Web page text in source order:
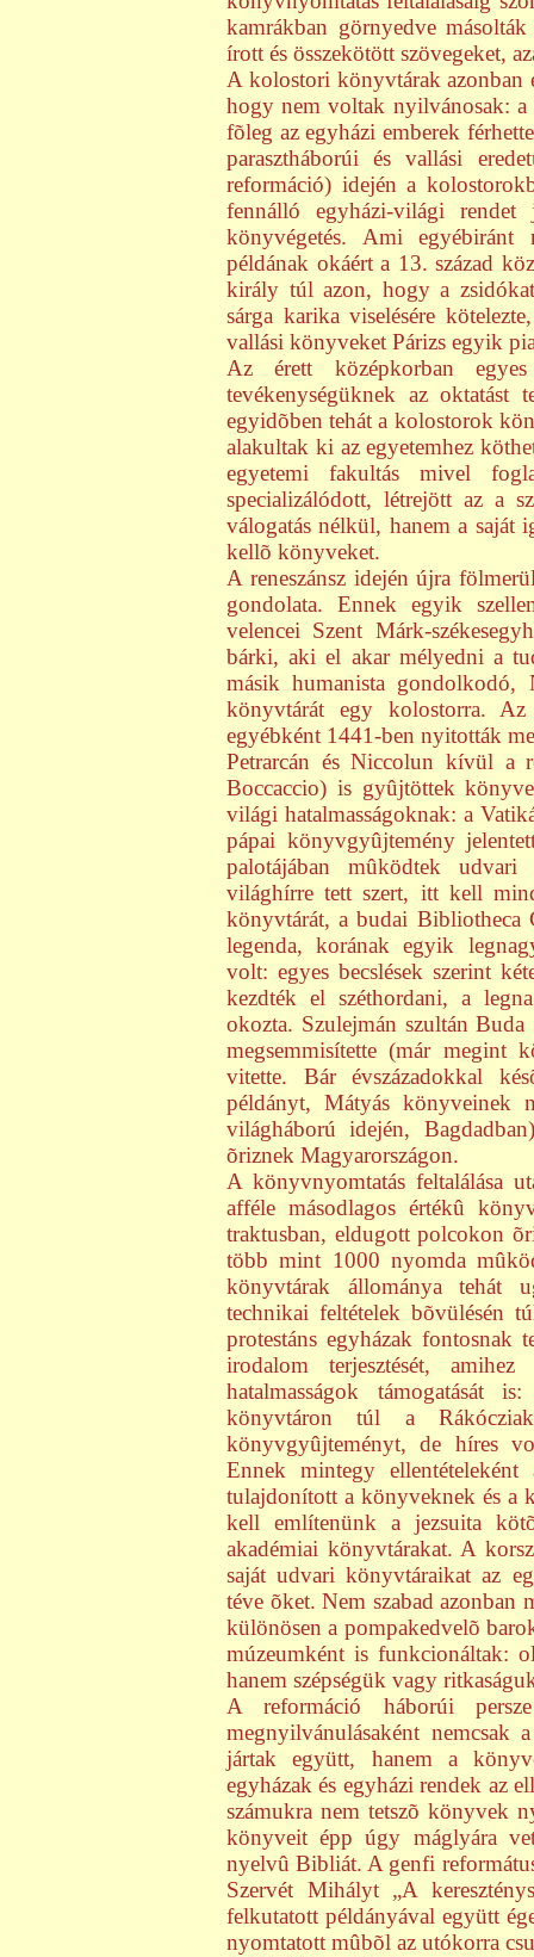
kamrákban görnyedve
írott és összekötött szövegeket,
A kolostori könyvtárak azonban
hogy nem voltak nyilvánosak: a
fõleg az egyházi emberek
parasztháborúi és vallási
reformáció) idején a
fennálló egyházi-világi
könyvégetés. Ami
példának okáért a 13. század
király túl azon, hogy a zsidókat
sárga karika viselésére
vallási könyveket Párizs egyik
Az érett középkorban
tevékenységüknek az oktatást
egyidõben tehát a kolostorok
alakultak ki az egyetemhez
egyetemi fakultás mivel
specializálódott, létrejött az a
válogatás nélkül, hanem a saját
kellõ könyveket.
A reneszánsz idején újra
gondolata. Ennek egyik
velencei Szent Márk-
bárki, aki el akar mélyedni a
másik humanista
könyvtárát egy kolostorra.
egyébként 1441-ben nyitották
Petrarcán és Niccolun kívül a
Boccaccio) is gyûjtöttek
világi hatalmasságoknak: a
pápai könyvgyûjtemény
palotájában mûködtek
világhírre tett szert, itt kell
könyvtárát, a budai
legenda, korának egyik
volt: egyes becslések szerint
kezdték el széthordani, a
okozta. Szulejmán szultán
megsemmisítette (már megint
vitette. Bár évszázadokkal
példányt, Mátyás könyveinek
világháború idején,
õriznek Magyarországon.
A könyvnyomtatás feltalálása
afféle másodlagos értékû
traktusban, eldugott polcokon
több mint 1000 nyomda
könyvtárak állománya tehát
technikai feltételek bõvülésén
protestáns egyházak
irodalom terjesztését,
hatalmasságok támogatását
könyvtáron túl a Rákócziak
könyvgyûjteményt, de híres
Ennek mintegy ellentételeként
tulajdonított a könyveknek és a
kell említenünk a jezsuita
akadémiai könyvtárakat. A
saját udvari könyvtáraikat az
téve õket. Nem szabad
különösen a pompakedvelõ
múzeumként is funkcionáltak:
hanem szépségük vagy
A reformáció háborúi
megnyilvánulásaként nemcsak
jártak együtt, hanem a
egyházak és egyházi rendek az
számukra nem tetszõ könyvek
könyveit épp úgy máglyára
nyelvû Bibliát. A genfi
Szervét Mihályt „A
felkutatott példányával együtt
nyomtatott mûbõl az utókorra